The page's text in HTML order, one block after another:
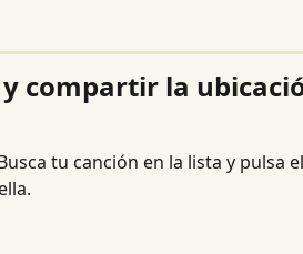
compartir la
tu canción en la lista y pulsa